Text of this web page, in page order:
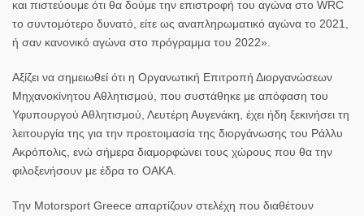
και πιστεύουμε ότι θα δούμε την επιστροφή του αγώνα στο WRC
το συντομότερο δυνατό, είτε ως αναπληρωματικό αγώνα το 2021,
ή σαν κανονικό αγώνα στο πρόγραμμα του 2022».
Αξίζει να σημειωθεί ότι η Οργανωτική Επιτροπή Διοργανώσεων
Μηχανοκίνητου Αθλητισμού, που συστάθηκε με απόφαση του
Υφυπουργού Αθλητισμού, Λευτέρη Αυγενάκη, έχει ήδη ξεκινήσει τη
λειτουργία της για την προετοιμασία της διοργάνωσης του Ράλλυ
Ακρόπολις, ενώ σήμερα διαμορφώνει τους χώρους που θα την
φιλοξενήσουν με έδρα το ΟΑΚΑ.
Την Motorsport Greece απαρτίζουν στελέχη που διαθέτουν